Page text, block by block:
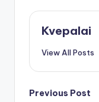
Kvepalai
View All Posts
Post
Previous Post